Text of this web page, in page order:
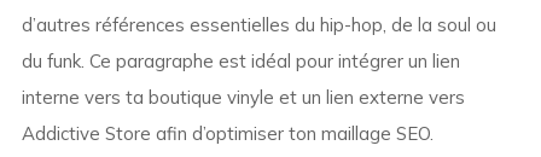
d’autres références essentielles du hip-hop, de la soul ou
du funk. Ce paragraphe est idéal pour intégrer un lien
interne vers ta boutique vinyle et un lien externe vers
Addictive Store afin d’optimiser ton maillage SEO.